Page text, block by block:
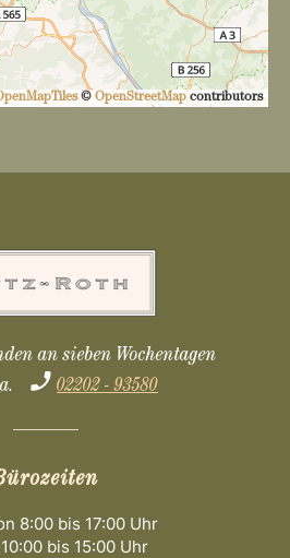
© OpenStreetMap contributors
an sieben Wochentagen
02202 - 93580
8:00 bis 17:00 Uhr
bis 15:00 Uhr